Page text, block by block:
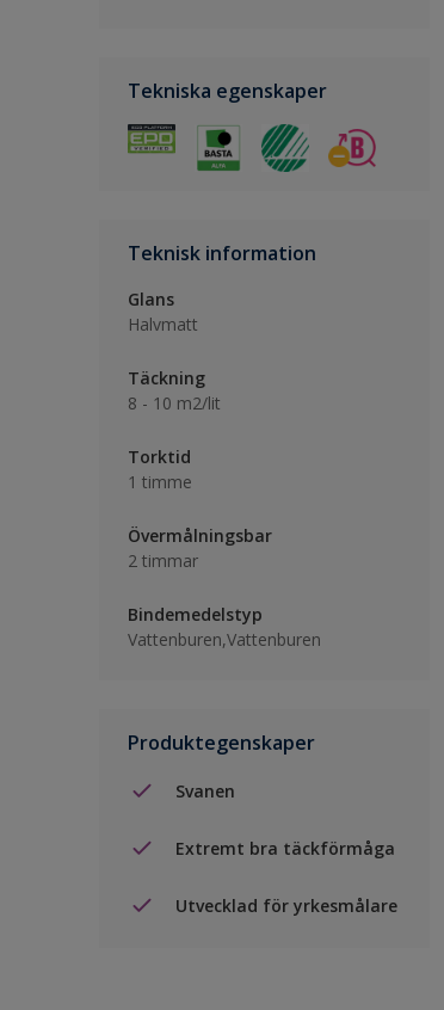
Tekniska egenskaper
Teknisk information
Glans
Halvmatt
Täckning
8 - 10 m2/lit
Torktid
1 timme
Övermålningsbar
2 timmar
Bindemedelstyp
Vattenburen,Vattenburen
Produktegenskaper
Svanen
Extremt bra täckförmåga
Utvecklad för yrkesmålare